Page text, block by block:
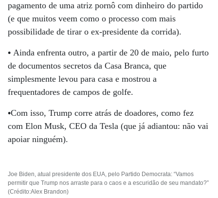
pagamento de uma atriz pornô com dinheiro do partido
(e que muitos veem como o processo com mais
possibilidade de tirar o ex-presidente da corrida).
• Ainda enfrenta outro, a partir de 20 de maio, pelo furto
de documentos secretos da Casa Branca, que
simplesmente levou para casa e mostrou a
frequentadores de campos de golfe.
•Com isso, Trump corre atrás de doadores, como fez
com Elon Musk, CEO da Tesla (que já adiantou: não vai
apoiar ninguém).
Joe Biden, atual presidente dos EUA, pelo Partido Democrata: “Vamos
permitir que Trump nos arraste para o caos e a escuridão de seu mandato?”
(Crédito:Alex Brandon)